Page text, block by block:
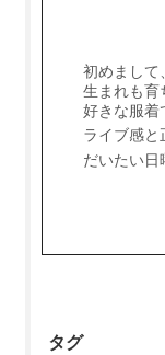
初めまして
生まれも育
好きな服着
ライブ感と
だいたい日
タグ